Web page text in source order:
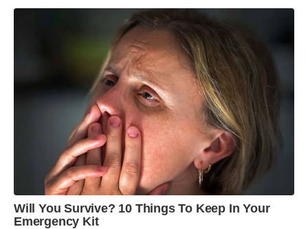
Will You Survive? 10 Things To Keep In Your
Emergency Kit